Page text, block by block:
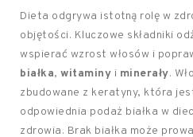
Dieta odgrywa istotną rolę w
objętości. Kluczowe składniki
wspierać wzrost włosów i
białka, witaminy i minerały.
zbudowane z keratyny, która
odpowiednia podaż białka w
zdrowia. Brak białka może